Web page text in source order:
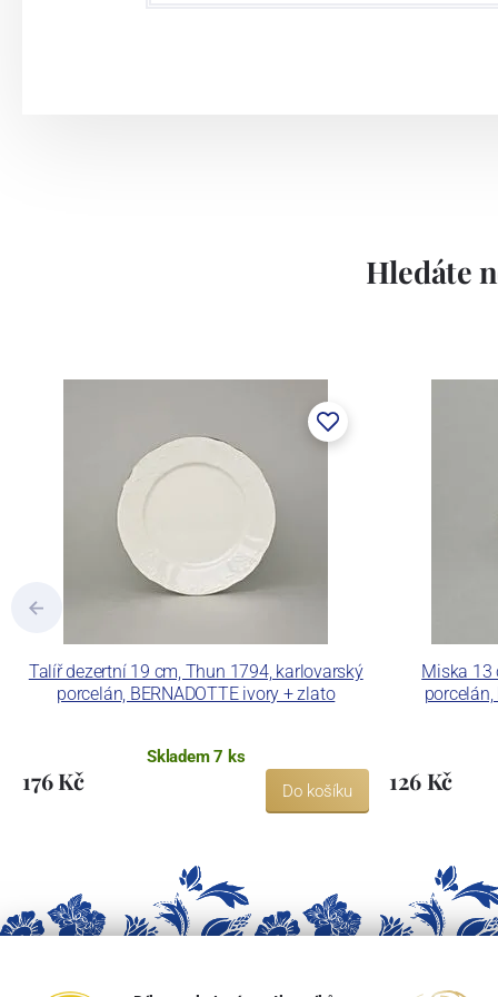
a.s. včetně ochranné známky a
tlakového lití, moderními
dekorovat své výrobky pomocí klasických
Concordia Lesov používá ochrannou
Hledáte
Talíř dezertní 19 cm, Thun 1794, karlovarský
porcelán, BERNADOTTE ivory + zlato
Skladem 7 ks
176 Kč Do košíku
Miska 13
porcelán,
126 Kč